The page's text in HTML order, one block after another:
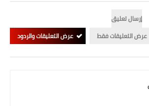
فن ومشاهير
إرسال تعليق
عرض التعليقات فقط
عرض التعليقات والردود